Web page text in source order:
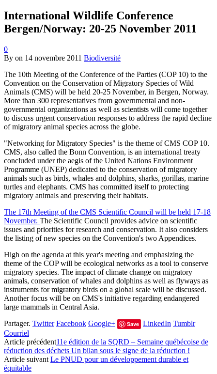
International Wildlife Conference
Bergen/Norway: 20-25 November 2011
0
By on 14 novembre 2011 Biodiversité
The 10th Meeting of the Conference of the Parties (COP 10) to the
Convention on the Conservation of Migratory Species of Wild
Animals (CMS) will be held 20-25 November, in Bergen, Norway.
More than 300 representatives from governmental and non-
governmental organizations as well as scientists will come together
to discuss urgent conservation responses to address the rapid decline
of migratory animal species across the globe.
"Networking for Migratory Species" is the theme of CMS COP 10.
CMS, also called the Bonn Convention, is an international treaty
concluded under the aegis of the United Nations Environment
Programme (UNEP) dedicated to the conservation of migratory
animals such as birds, whales and dolphins, sharks, gorillas, marine
turtles and elephants. CMS has committed itself to protecting
migratory animals and preserving their habitats.
The 17th Meeting of the CMS Scientific Council will be held 17-18
November. The Scientific Council provides advice on scientific
issues and priorities for research and conservation. It also considers
the listing of new species on the Convention's two Appendices.
High on the agenda at this year's meeting and emphasizing the
theme of the COP will be ecological networks as a tool to conserve
migratory species. The impact of climate change on migratory
animals, conservation of whales and dolphins as well as flyways as
instruments for migratory birds on a global scale will be discussed.
Another focus will be on CMS's initiative regarding endangered
large mammals in Central Asia.
Partager. Twitter Facebook Google+ Save LinkedIn Tumblr
Courriel
Article précédent11e édition de la SQRD – Semaine québécoise de
réduction des déchets Un bilan sous le signe de la réduction !
Article suivant Le PNUD pour un développement durable et
équitable